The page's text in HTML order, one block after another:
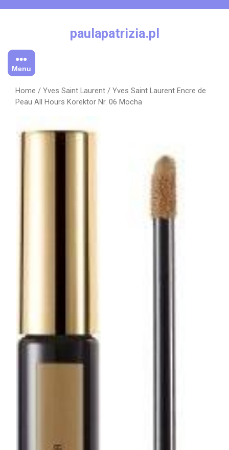
paulapatrizia.pl
Menu
Home / Yves Saint Laurent / Yves Saint Laurent Encre de
Peau All Hours Korektor Nr. 06 Mocha